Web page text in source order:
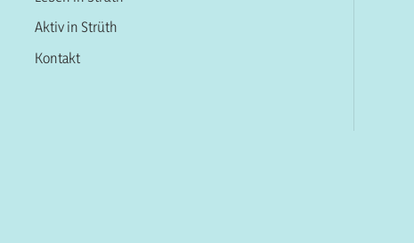
Aktiv in Strüth
Kontakt